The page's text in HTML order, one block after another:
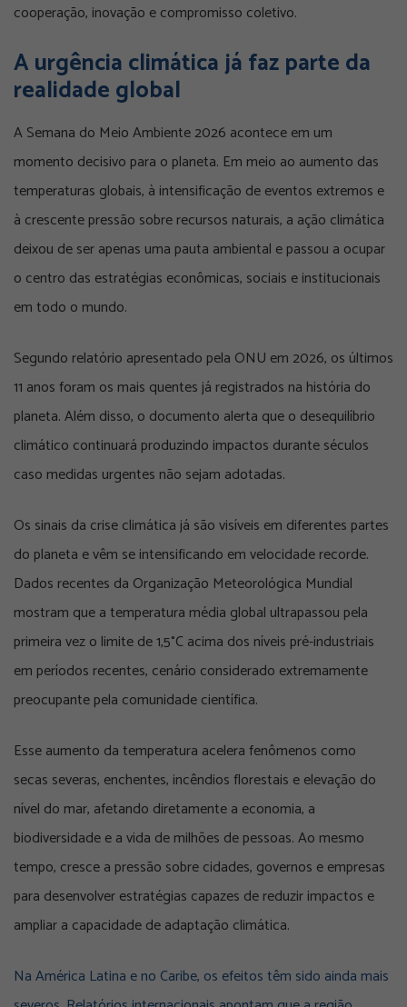
cooperação, inovação e compromisso coletivo.
A urgência climática já faz parte da
realidade global
A Semana do Meio Ambiente 2026 acontece em um
momento decisivo para o planeta. Em meio ao aumento das
temperaturas globais, à intensificação de eventos extremos e
à crescente pressão sobre recursos naturais, a ação climática
deixou de ser apenas uma pauta ambiental e passou a ocupar
o centro das estratégias econômicas, sociais e institucionais
em todo o mundo.
Segundo relatório apresentado pela ONU em 2026, os últimos
11 anos foram os mais quentes já registrados na história do
planeta. Além disso, o documento alerta que o desequilíbrio
climático continuará produzindo impactos durante séculos
caso medidas urgentes não sejam adotadas.
Os sinais da crise climática já são visíveis em diferentes partes
do planeta e vêm se intensificando em velocidade recorde.
Dados recentes da Organização Meteorológica Mundial
mostram que a temperatura média global ultrapassou pela
primeira vez o limite de 1,5°C acima dos níveis pré-industriais
em períodos recentes, cenário considerado extremamente
preocupante pela comunidade científica.
Esse aumento da temperatura acelera fenômenos como
secas severas, enchentes, incêndios florestais e elevação do
nível do mar, afetando diretamente a economia, a
biodiversidade e a vida de milhões de pessoas. Ao mesmo
tempo, cresce a pressão sobre cidades, governos e empresas
para desenvolver estratégias capazes de reduzir impactos e
ampliar a capacidade de adaptação climática.
Na América Latina e no Caribe, os efeitos têm sido ainda mais